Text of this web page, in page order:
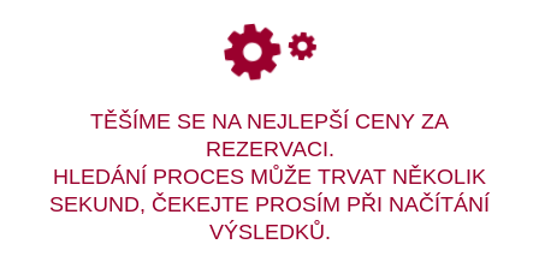
TĚŠÍME SE NA NEJLEPŠÍ CENY ZA
REZERVACI.
HLEDÁNÍ PROCES MŮŽE TRVAT NĚKOLIK
SEKUND, ČEKEJTE PROSÍM PŘI NAČÍTÁNÍ
VÝSLEDKŮ.